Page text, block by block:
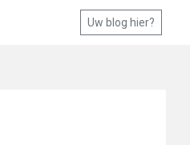
Uw blog hier?